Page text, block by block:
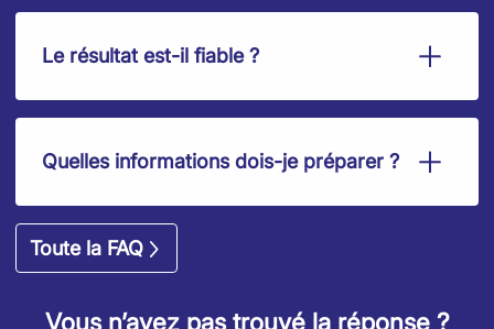
Le résultat est-il fiable ?
Quelles informations dois-je préparer ?
Toute la FAQ
Vous n’avez pas trouvé la réponse ?